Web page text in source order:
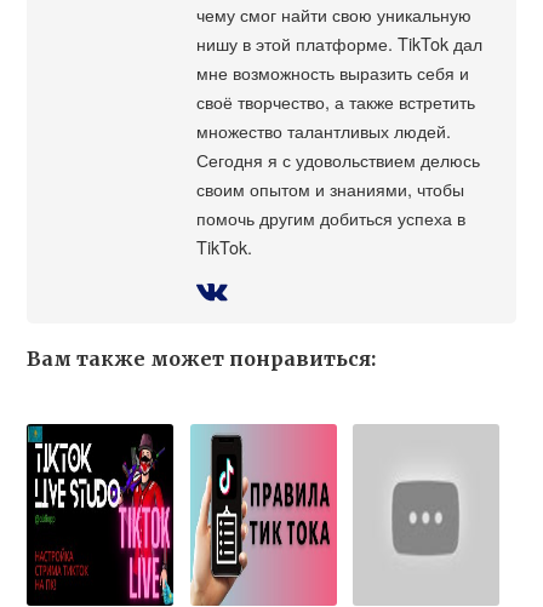
чему смог найти свою уникальную
нишу в этой платформе. TikTok дал
мне возможность выразить себя и
своё творчество, а также встретить
множество талантливых людей.
Сегодня я с удовольствием делюсь
своим опытом и знаниями, чтобы
помочь другим добиться успеха в
TikTok.
Вам также может понравиться: